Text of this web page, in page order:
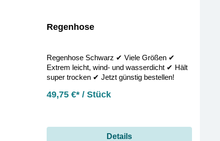
Regenhose
Regenhose Schwarz ✔︎ Viele Größen ✔︎
Extrem leicht, wind- und wasserdicht ✔︎ Hält
super trocken ✔︎ Jetzt günstig bestellen!
49,75 €* / Stück
Details